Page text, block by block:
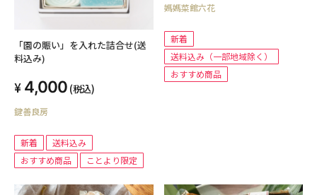
「園の賑い」を入れた詰合せ(送
料込み)
4,000 (税込)
鍵善良房
新着
送料込み
おすすめ商品
ことより限定
媽媽菜館六花
新着
送料込み（一部地域除く）
おすすめ商品